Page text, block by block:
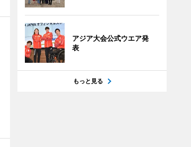
アジア大会公式ウエア発
表
もっと見る